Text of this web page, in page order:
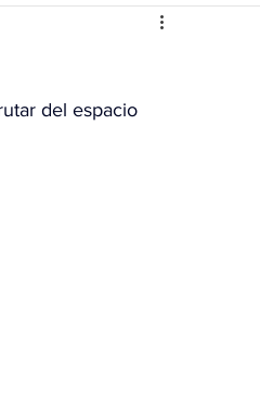
del espacio